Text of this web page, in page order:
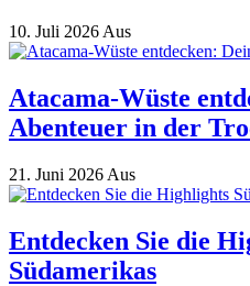
10. Juli 2026 Aus
Atacama-Wüste
Abenteuer in der
21. Juni 2026 Aus
Entdecken Sie die
Südamerikas